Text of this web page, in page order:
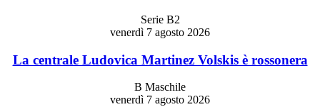
Serie B2
venerdì 7 agosto 2026
La centrale Ludovica Martinez Volskis è rossonera
B Maschile
venerdì 7 agosto 2026